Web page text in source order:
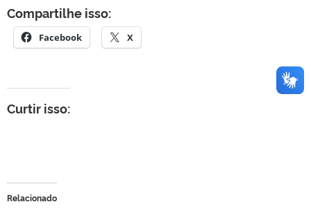
Compartilhe isso:
Facebook X
Curtir isso:
Relacionado